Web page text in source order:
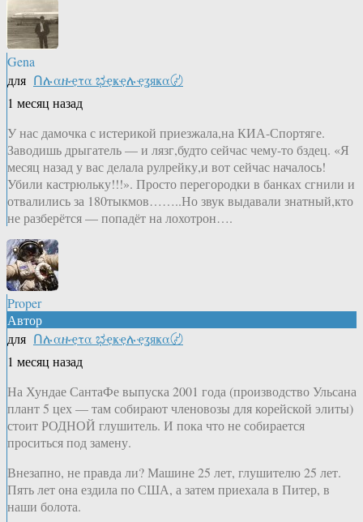
Gena
для Ոሉαዙҿτα ಭҿҝҿሉҿʓяҝα〄
1 месяц назад
У нас дамочка с истерикой приезжала,на КИА-Спортяге.
Заводишь дрыгатель — и лязг,будто сейчас чему-то бздец. «Я
месяц назад у вас делала рулрейку,и вот сейчас началось!
Убили кастрюльку!!!». Просто перегородки в банках сгнили и
отвалились за 180тыкмов……..Но звук выдавали знатный,кто
не разберётся — попадёт на лохотрон….
Proper
Автор
для Ոሉαዙҿτα ಭҿҝҿሉҿʓяҝα〄
1 месяц назад
На Хундае СантаФе выпуска 2001 года (производство Ульсана
плант 5 цех — там собирают членовозы для корейской элиты)
стоит РОДНОЙ глушитель. И пока что не собирается
проситься под замену.
Внезапно, не правда ли? Машине 25 лет, глушителю 25 лет.
Пять лет она ездила по США, а затем приехала в Питер, в
наши болота.